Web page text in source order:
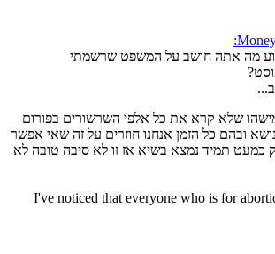
מה אתה חושב על המשפט שרשמתי
שלא קרא את כל אלפי השרשורים בפורום
ובהם כל הזמן אנחנו חוזרים על זה שאי אפשר
כמעט תמיד נמצא בשיא אז זו לא סיבה טובה לא
“I've noticed that everyone who is for